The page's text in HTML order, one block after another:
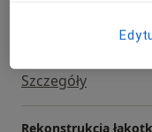
Szczegóły
Rekonstrukcja